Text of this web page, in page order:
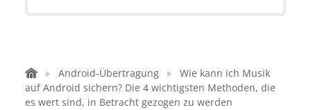
Android-Übertragung
Wie kann ich Musik
auf Android sichern? Die 4 wichtigsten Methoden, die
es wert sind, in Betracht gezogen zu werden